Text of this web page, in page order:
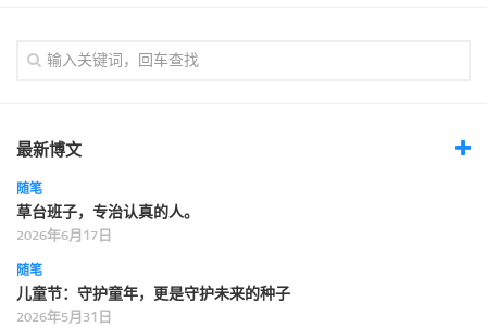
最新博文
随笔
草台班子，专治认真的人。
2026年6月17日
随笔
儿童节：守护童年，更是守护未来的种子
2026年5月31日